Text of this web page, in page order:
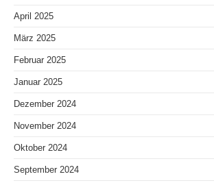
April 2025
März 2025
Februar 2025
Januar 2025
Dezember 2024
November 2024
Oktober 2024
September 2024